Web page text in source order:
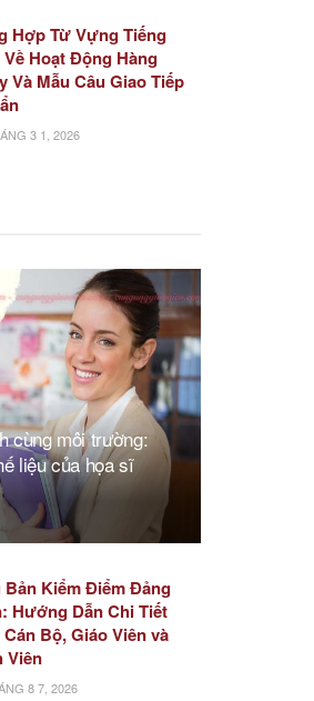
Hợp Từ Vựng Tiếng
Hoạt Động Hàng
Và Mẫu Câu Giao Tiếp
3 1, 2026
cùng môi trường:
liệu của họa sĩ
Bản Kiểm Điểm Đảng
Hướng Dẫn Chi Tiết
Bộ, Giáo Viên và
Viên
8 7, 2026